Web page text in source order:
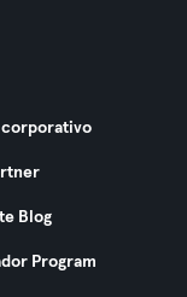
corporativo
Blog
Program